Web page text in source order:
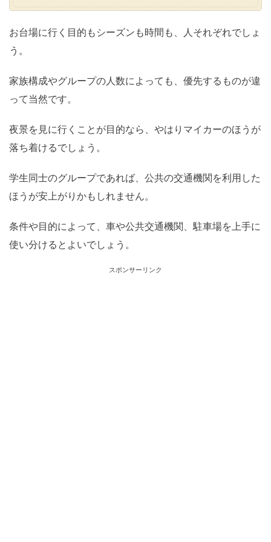
お台場に行く目的もシーズンも時間も、人それぞれでしょ
う。
家族構成やグループの人数によっても、優先するものが違
って当然です。
夜景を見に行くことが目的なら、やはりマイカーのほうが
落ち着けるでしょう。
学生同士のグループであれば、公共の交通機関を利用した
ほうが安上がりかもしれません。
条件や目的によって、車や公共交通機関、駐車場を上手に
使い分けるとよいでしょう。
スポンサーリンク